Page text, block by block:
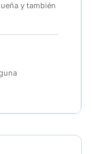
y también